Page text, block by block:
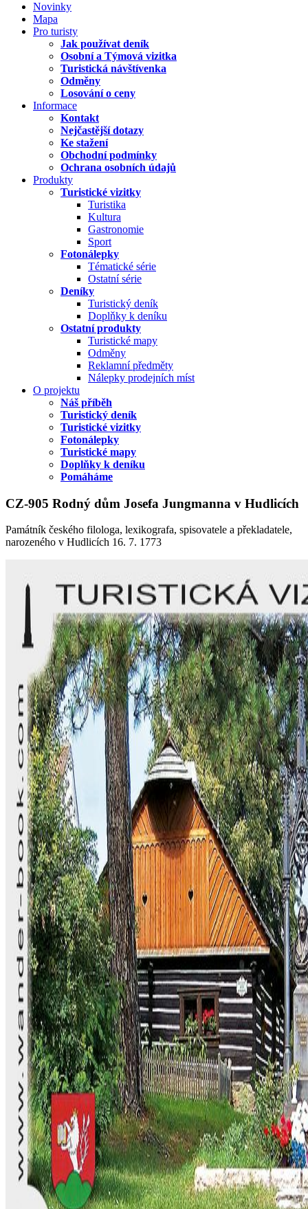
Novinky
Mapa
Pro turisty
Jak používat deník
Osobní a Týmová vizitka
Turistická návštívenka
Odměny
Losování o ceny
Informace
Kontakt
Nejčastější dotazy
Ke stažení
Obchodní podmínky
Ochrana osobních údajů
Produkty
Turistické vizitky
Turistika
Kultura
Gastronomie
Sport
Fotonálepky
Tématické série
Ostatní série
Deníky
Turistický deník
Doplňky k deníku
Ostatní produkty
Turistické mapy
Odměny
Reklamní předměty
Nálepky prodejních míst
O projektu
Náš příběh
Turistický deník
Turistické vizitky
Fotonálepky
Turistické mapy
Doplňky k deníku
Pomáháme
CZ-905 Rodný dům Josefa Jungmanna v Hudlicích
Památník českého filologa, lexikografa, spisovatele a překladatele,
narozeného v Hudlicích 16. 7. 1773